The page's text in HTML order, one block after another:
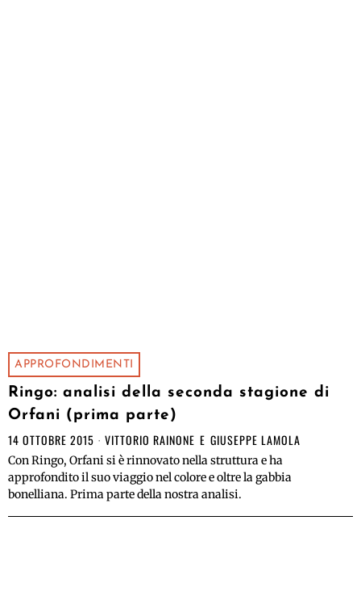
APPROFONDIMENTI
Ringo: analisi della seconda stagione di
Orfani (prima parte)
14 OTTOBRE 2015 VITTORIO RAINONE E GIUSEPPE LAMOLA
Con Ringo, Orfani si è rinnovato nella struttura e ha
approfondito il suo viaggio nel colore e oltre la gabbia
bonelliana. Prima parte della nostra analisi.